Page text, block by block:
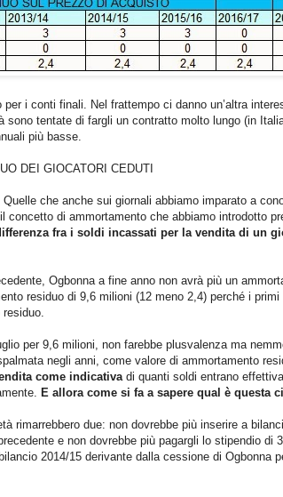
i conti finali. Nel frattempo ci danno un’altra
sono tentate di fargli un contratto molto lungo (in
più basse.
DEI GIOCATORI CEDUTI
che anche sui giornali abbiamo imparato a
concetto di ammortamento che abbiamo introdotto
fra i soldi incassati per la vendita di un
Ogbonna a fine anno non avrà più un
residuo di 9,6 milioni (12 meno 2,4) perché i
residuo.
per 9,6 milioni, non farebbe plusvalenza ma
negli anni, come valore di ammortamento
come indicativa di quanti soldi entrano
E allora come si fa a sapere qual è questa
rimarrebbero due: non dovrebbe più inserire a
e non dovrebbe più pagargli lo stipendio di
2014/15 derivante dalla cessione di Ogbonna